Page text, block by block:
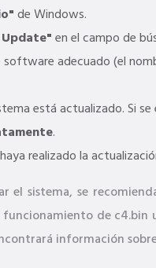
de Windows.
en el campo de
software adecuado (el
está actualizado. Si
.
realizado la
el sistema, se
de c4.bin
información